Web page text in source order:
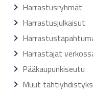
Harrastusryhmät
Harrastusjulkaisut
Harrastajat
Pääkaupunkiseutu
Muut